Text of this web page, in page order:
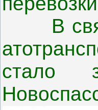
В связи
стало